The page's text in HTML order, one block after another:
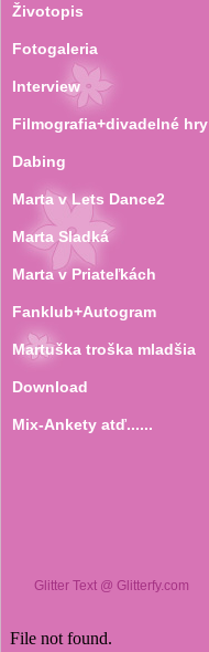
Životopis
Fotogaleria
Interview
Filmografia+divadelné hry
Dabing
Marta v Lets Dance2
Marta Sladká
Marta v Priateľkách
Fanklub+Autogram
Martuška troška mladšia
Download
Mix-Ankety atď......
Glitter Text @ Glitterfy.com